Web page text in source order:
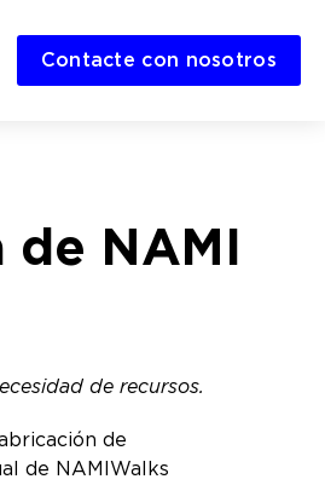
Contacte con nosotros
NAMI
de recursos.
de
de NAMIWalks